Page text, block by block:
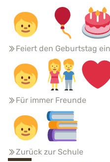
Feiert den Geburtstag
Für immer Freunde
Zurück zur Schule